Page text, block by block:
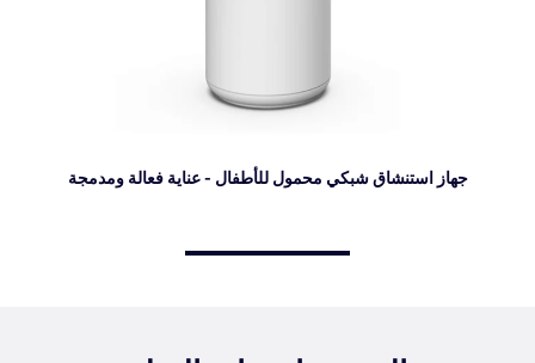
جهاز استنشاق شبكي محمول للأطفال - عناية فعالة ومدمجة